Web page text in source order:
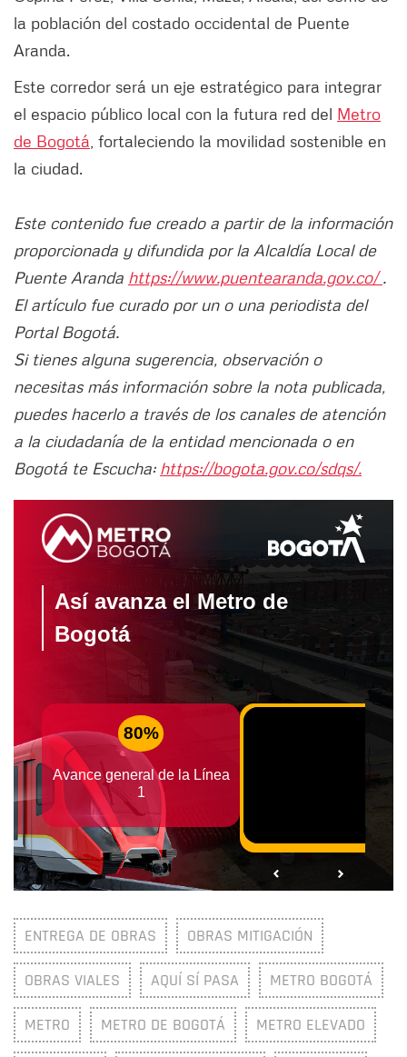
la población del costado occidental de Puente
Aranda.
Este corredor será un eje estratégico para integrar
el espacio público local con la futura red del Metro
de Bogotá , fortaleciendo la movilidad sostenible en
la ciudad.
Este contenido fue creado a partir de la información
proporcionada y difundida por la Alcaldía Local de
Puente Aranda https://www.puentearanda.gov.co/.
El artículo fue curado por un o una periodista del
Portal Bogotá.
Si tienes alguna sugerencia, observación o
necesitas más información sobre la nota publicada,
puedes hacerlo a través de los canales de atención
a la ciudadanía de la entidad mencionada o en
Bogotá te Escucha: https://bogota.gov.co/sdqs/.
ENTREGA DE OBRAS OBRAS MITIGACIÓN
OBRAS VIALES AQUÍ SÍ PASA METRO BOGOTÁ
METRO METRO DE BOGOTÁ METRO ELEVADO